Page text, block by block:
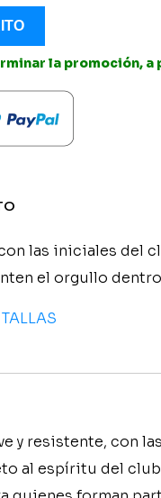
la promoción,
las iniciales del
el orgullo dentro
y resistente, con
al espíritu del